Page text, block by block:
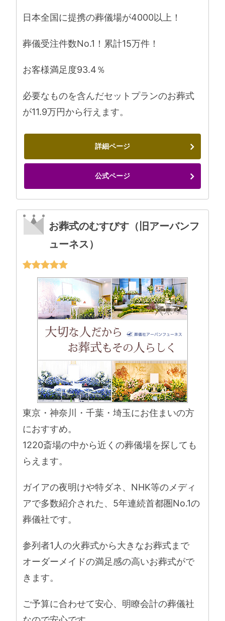
日本全国に提携の葬儀場が4000以上！
葬儀受注件数No.1！累計15万件！
お客様満足度93.4％
必要なものを含んだセットプランのお葬式
が11.9万円から行えます。
詳細ページ
公式ページ
お葬式のむすびす（旧アーバンフ
ューネス）
東京・神奈川・千葉・埼玉にお住まいの方
におすすめ。
1220斎場の中から近くの葬儀場を探しても
らえます。
ガイアの夜明けや特ダネ、NHK等のメディ
アで多数紹介された、5年連続首都圏No.1の
葬儀社です。
参列者1人の火葬式から大きなお葬式まで
オーダーメイドの満足感の高いお葬式がで
きます。
ご予算に合わせて安心、明瞭会計の葬儀社